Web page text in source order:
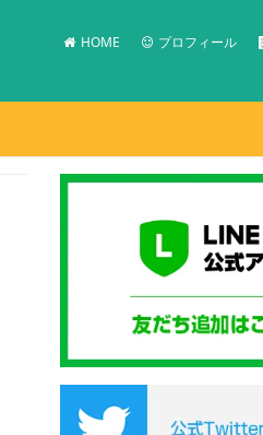
HOME プロフィール